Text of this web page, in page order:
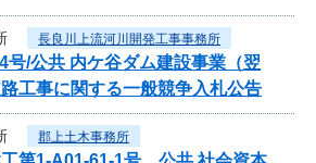
長良川上流河川開発工事事務所
号/公共 内ケ谷ダム建設事業（翌
工事に関する一般競争入札公告
郡上土木事務所